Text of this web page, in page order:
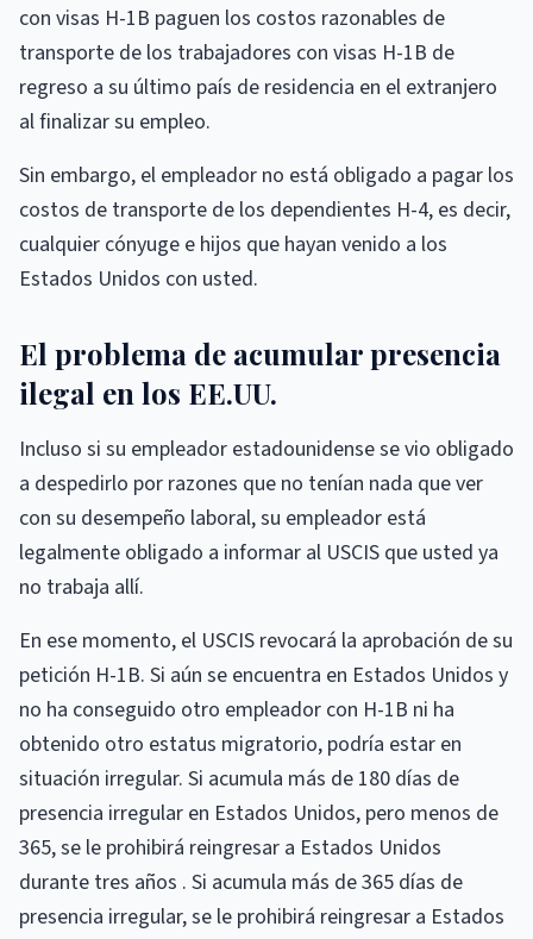
con visas H-1B paguen los costos razonables de
transporte de los trabajadores con visas H-1B de
regreso a su último país de residencia en el extranjero
al finalizar su empleo.
Sin embargo, el empleador no está obligado a pagar los
costos de transporte de los dependientes H-4, es decir,
cualquier cónyuge e hijos que hayan venido a los
Estados Unidos con usted.
El problema de acumular presencia
ilegal en los EE.UU.
Incluso si su empleador estadounidense se vio obligado
a despedirlo por razones que no tenían nada que ver
con su desempeño laboral, su empleador está
legalmente obligado a informar al USCIS que usted ya
no trabaja allí.
En ese momento, el USCIS revocará la aprobación de su
petición H-1B. Si aún se encuentra en Estados Unidos y
no ha conseguido otro empleador con H-1B ni ha
obtenido otro estatus migratorio, podría estar en
situación irregular. Si acumula más de 180 días de
presencia irregular en Estados Unidos, pero menos de
365, se le prohibirá reingresar a Estados Unidos
durante tres años . Si acumula más de 365 días de
presencia irregular, se le prohibirá reingresar a Estados